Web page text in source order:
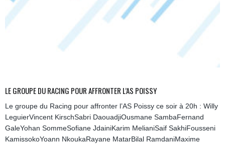
LE GROUPE DU RACING POUR AFFRONTER L’AS POISSY
Le groupe du Racing pour affronter l’AS Poissy ce soir à 20h : Willy
LeguierVincent KirschSabri DaouadjiOusmane SambaFernand
GaleYohan SommeSofiane JdainiKarim MelianiSaif SakhiFousseni
KamissokoYoann NkoukaRayane MatarBilal RamdaniMaxime